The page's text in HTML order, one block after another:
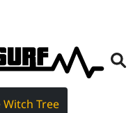
Tree